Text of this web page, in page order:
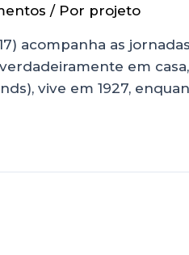
/ Por projeto
acompanha as
em
vive em 1927,